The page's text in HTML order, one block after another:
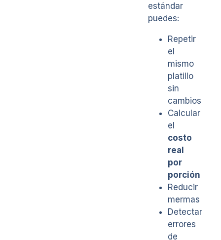
estándar
puedes:
Repetir
el
mismo
platillo
sin
cambios
Calcular
el
costo
real
por
porción
Reducir
mermas
Detectar
errores
de